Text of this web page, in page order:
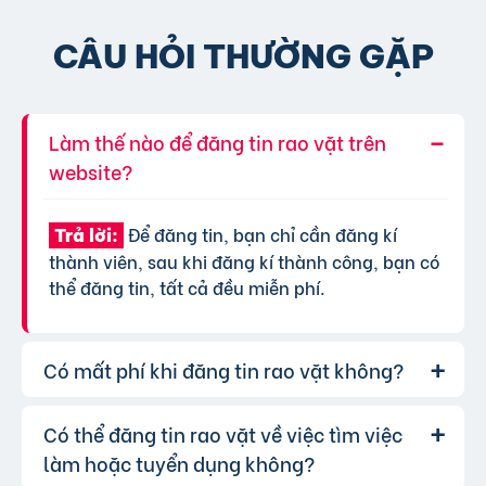
CÂU HỎI THƯỜNG GẶP
Làm thế nào để đăng tin rao vặt trên
website?
Trả lời: Để đăng tin, bạn chỉ cần đăng kí
thành viên, sau khi đăng kí thành công, bạn có
thể đăng tin, tất cả đều miễn phí.
Có mất phí khi đăng tin rao vặt không?
Trả lời: Chúng tôi cung cấp gói đăng tin miễn
phí cơ bản cho tất cả người dùng. Tuy nhiên, để
Có thể đăng tin rao vặt về việc tìm việc
làm hoặc tuyển dụng không?